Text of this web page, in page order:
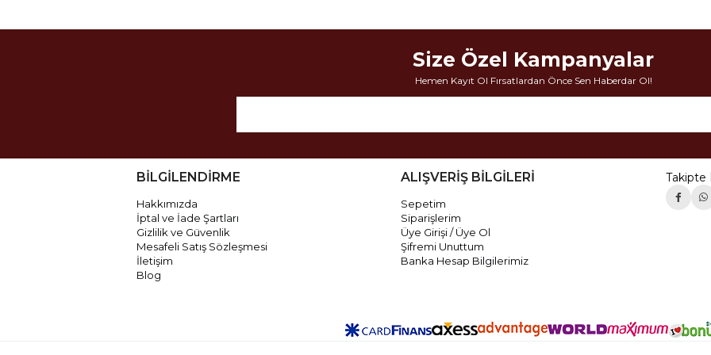
Size Özel Kampanyalar
Hemen Kayıt Ol Fırsatlardan Önce Sen Haberdar Ol!
BİLGİLENDİRME
Hakkımızda
İptal ve İade Şartları
Gizlilik ve Güvenlik
Mesafeli Satış Sözleşmesi
İletişim
Blog
ALIŞVERİŞ BİLGİLERİ
Sepetim
Siparişlerim
Üye Girişi / Üye Ol
Şifremi Unuttum
Banka Hesap Bilgilerimiz
Takipte